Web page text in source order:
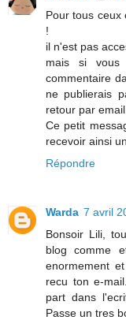
Pour tous ceux
!
il n'est pas
mais si vous
commentaire
ne publierais
retour par email .
Ce petit
recevoir ainsi
Répondre
Warda 7 avril
Bonsoir Lili,
blog comme
enormement
recu ton e-
part dans
Passe un tres